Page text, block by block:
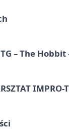
– The Hobbit
IMPRO-